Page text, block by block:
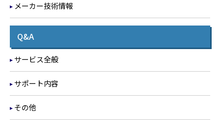
メーカー技術情報
Q&A
サービス全般
サポート内容
その他